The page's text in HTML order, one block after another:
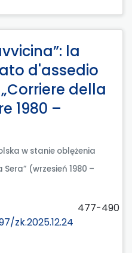
la
d'assedio
della
1980 –
w stanie oblężenia
(wrzesień 1980 –
477-490
zk.2025.12.24